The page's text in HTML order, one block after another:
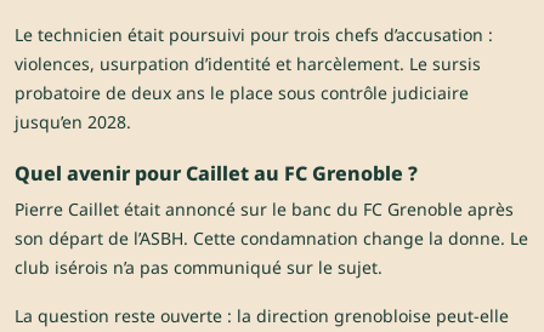
Le technicien était poursuivi pour trois chefs d’accusation :
violences, usurpation d’identité et harcèlement. Le sursis
probatoire de deux ans le place sous contrôle judiciaire
jusqu’en 2028.
Quel avenir pour Caillet au FC Grenoble ?
Pierre Caillet était annoncé sur le banc du FC Grenoble après
son départ de l’ASBH. Cette condamnation change la donne. Le
club isérois n’a pas communiqué sur le sujet.
La question reste ouverte : la direction grenobloise peut-elle